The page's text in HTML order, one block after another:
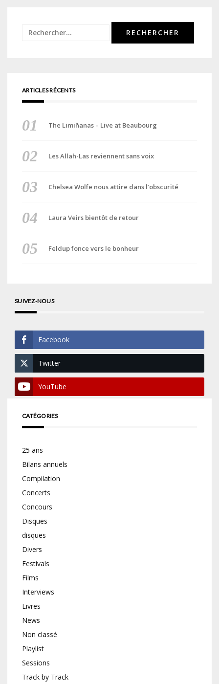
Rechercher :
ARTICLES RÉCENTS
The Limiñanas – Live at Beaubourg
Les Allah-Las reviennent sans voix
Chelsea Wolfe nous attire dans l’obscurité
Laura Veirs bientôt de retour
Feldup fonce vers le bonheur
SUIVEZ-NOUS
Facebook
Twitter
YouTube
CATÉGORIES
25 ans
Bilans annuels
Compilation
Concerts
Concours
Disques
disques
Divers
Festivals
Films
Interviews
Livres
News
Non classé
Playlist
Sessions
Track by Track